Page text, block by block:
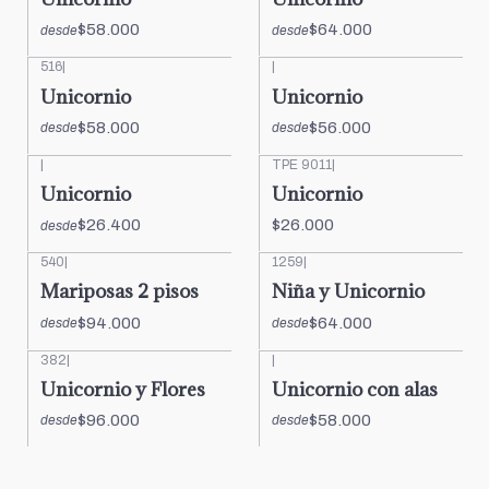
desde$58.000 desde$64.000
516
Unicornio
desde$58.000
Unicornio
desde$56.000
|
Unicornio
desde$26.400
TPE 9011 |
Unicornio
$26.000
540
Mariposas 2 pisos
desde$94.000
1259
Niña y Unicornio
desde$64.000
382|
Unicornio y Flores
desde$96.000
|
Unicornio con alas
desde$58.000